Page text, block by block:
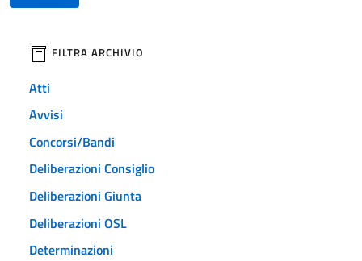
filtri da applicare
FILTRA ARCHIVIO
Atti
Avvisi
Concorsi/Bandi
Deliberazioni Consiglio
Deliberazioni Giunta
Deliberazioni OSL
Determinazioni